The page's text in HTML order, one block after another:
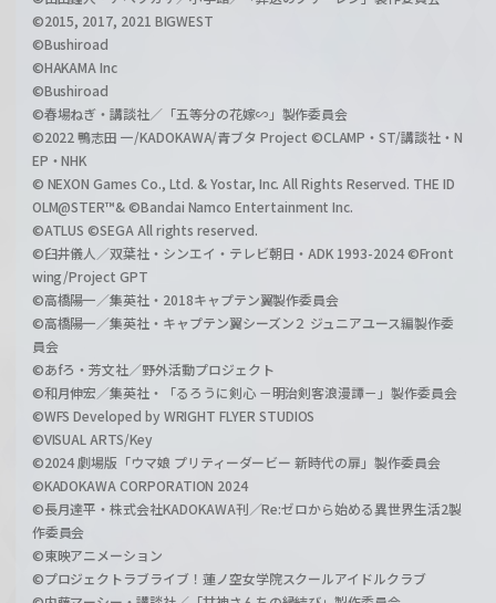
©2015, 2017, 2021 BIGWEST
©Bushiroad
©HAKAMA Inc
©Bushiroad
©春場ねぎ・講談社／「五等分の花嫁∽」製作委員会
©2022 鴨志田 一/KADOKAWA/青ブタ Project ©CLAMP・ST/講談社・N
EP・NHK
© NEXON Games Co., Ltd. & Yostar, Inc. All Rights Reserved. THE ID
OLM@STER™& ©Bandai Namco Entertainment Inc.
©ATLUS ©SEGA All rights reserved.
©臼井儀人／双葉社・シンエイ・テレビ朝日・ADK 1993-2024 ©Front
wing/Project GPT
©高橋陽一／集英社・2018キャプテン翼製作委員会
©高橋陽一／集英社・キャプテン翼シーズン２ ジュニアユース編製作委
員会
©あfろ・芳文社／野外活動プロジェクト
©和月伸宏／集英社・「るろうに剣心 －明治剣客浪漫譚－」製作委員会
©WFS Developed by WRIGHT FLYER STUDIOS
©VISUAL ARTS/Key
©2024 劇場版「ウマ娘 プリティーダービー 新時代の扉」製作委員会
©KADOKAWA CORPORATION 2024
©長月達平・株式会社KADOKAWA刊／Re:ゼロから始める異世界生活2製
作委員会
©東映アニメーション
©プロジェクトラブライブ！蓮ノ空女学院スクールアイドルクラブ